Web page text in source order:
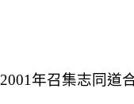
2001年召集志同道